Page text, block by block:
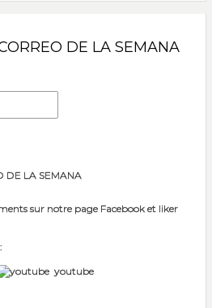
DE LA SEMANA
DE LA SEMANA
sur notre page Facebook et liker
youtube